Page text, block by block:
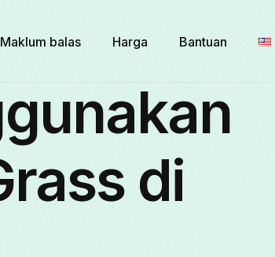
Maklum balas Harga Bantuan
di